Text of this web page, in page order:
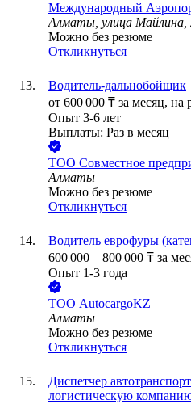
Международный
Алматы, улица Майлина,
Можно без резюме
Откликнуться
Водитель-дальнобойщик
от 600 000 ₸ за месяц, на
Опыт 3-6 лет
Выплаты: Раз в месяц
ТОО Совместное
Алматы
Можно без резюме
Откликнуться
Водитель еврофуры
600 000 – 800 000 ₸ за
Опыт 1-3 года
ТОО AutocargoKZ
Алматы
Можно без резюме
Откликнуться
Диспетчер
логистическую